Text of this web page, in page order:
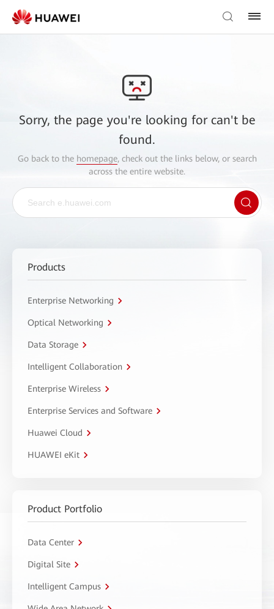
Sorry, the page you're looking for can't be
found.
Go back to the homepage, check out the links below, or search
across the entire website.
Products
Enterprise Networking
Optical Networking
Data Storage
Intelligent Collaboration
Enterprise Wireless
Enterprise Services and Software
Huawei Cloud
HUAWEI eKit
Product Portfolio
Data Center
Digital Site
Intelligent Campus